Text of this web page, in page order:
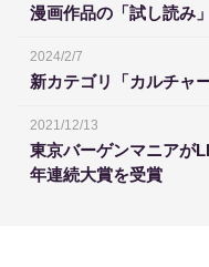
漫画作品の「試し読み
2024/2/7
新カテゴリ「カルチャ
2021/12/13
東京バーゲンマニアが
年連続大賞を受賞